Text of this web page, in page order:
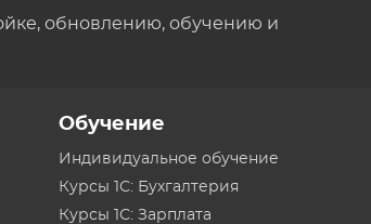
обновлению, обучению и
Обучение
Индивидуальное обучение
Курсы 1С: Бухгалтерия
Курсы 1С: Зарплата